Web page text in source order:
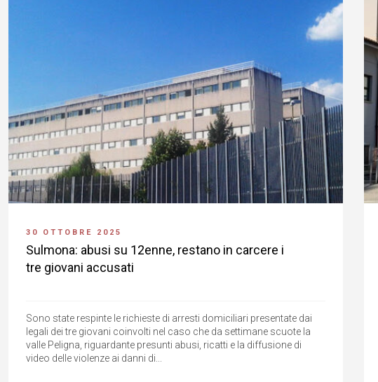
30 OTTOBRE 2025
Sulmona: abusi su 12enne, restano in carcere i
tre giovani accusati
Sono state respinte le richieste di arresti domiciliari presentate dai
legali dei tre giovani coinvolti nel caso che da settimane scuote la
valle Peligna, riguardante presunti abusi, ricatti e la diffusione di
video delle violenze ai danni di...